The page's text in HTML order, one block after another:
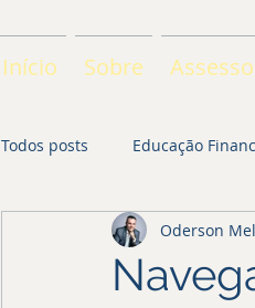
Início Sobre
Todos posts Educação
Oderson